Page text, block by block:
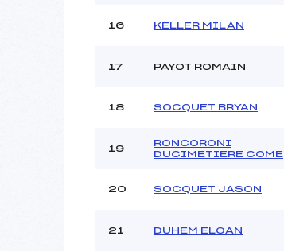
16 KELLER MILAN
17 PAYOT ROMAIN
18 SOCQUET BRYAN
19
RONCORONI
DUCIMETIERE COME
20 SOCQUET JASON
21 DUHEM ELOAN